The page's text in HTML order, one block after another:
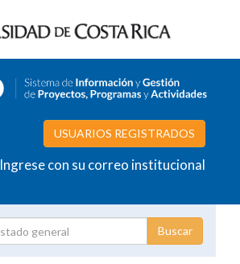
USUARIOS REGISTRADOS
Ingrese con su correo institucional